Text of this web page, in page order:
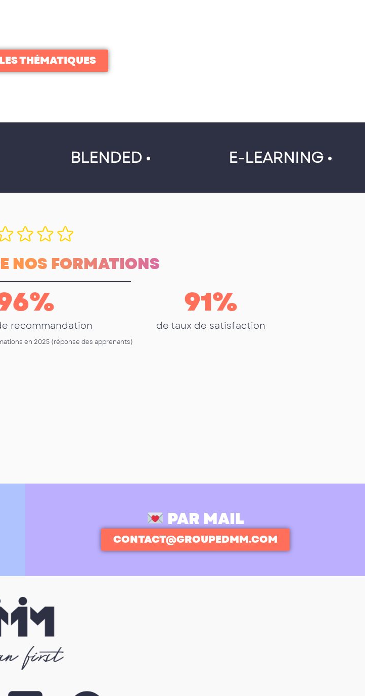
THÉMATIQUES
BLENDED • E-LEARNING •
NOS FORMATIONS
recommandation
%
de taux de satisfaction
91%
en 2025 (réponse des apprenants)
PAR MAIL
CONTACT@GROUPEDMM.COM